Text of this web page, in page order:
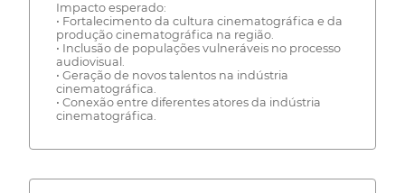
Impacto esperado:
• Fortalecimento da cultura cinematográfica e da
produção cinematográfica na região.
• Inclusão de populações vulneráveis no processo
audiovisual.
• Geração de novos talentos na indústria
cinematográfica.
• Conexão entre diferentes atores da indústria
cinematográfica.